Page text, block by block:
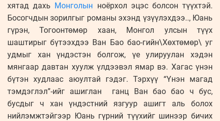
хятад дахь Монголын ноёрхол эцэс болсон түүхтэй.
Босогчдын зорилгыг романы эхэнд үзүүлэхдээ.., Юань
гүрэн, Тогоонтөмөр хаан, Монгол улсын түүх
шаштирыг бүтээхдээ Ван Бао бао-гийн\Хөхтөмөр\ уг
удмыг хан үндэстэн болгож, үе улируулан хэдэн
мянгаар давтан хуулж үлдээвэл ямар вэ. Хагас үнэн
бүтэн худлаас аюултай гэдэг. Тэрхүү “Үнэн магад
тэмдэглэл”-ийг ашиглан ганц Ван бао бао ч бус,
бусдыг ч хан үндэстний язгуур ашигт аль болох
нийлэмжтэйгээр Юань гүрний түүхийг шинээр бичих